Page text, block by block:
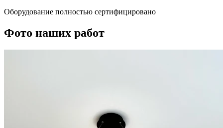
Оборудование полностью сертифицировано
Фото наших работ